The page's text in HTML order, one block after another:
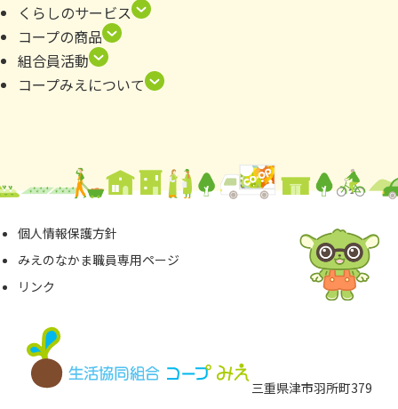
くらしのサービス
コープの商品
組合員活動
コープみえについて
三重県津市⽻所町379
個⼈情報保護⽅針
みえのなかま職員専⽤ページ
リンク